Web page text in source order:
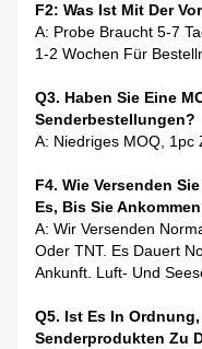
F2: Was Ist Mit Der
A: Probe Braucht 5-7
1-2 Wochen Für
Q3. Haben Sie Eine
Senderbestellungen?
A: Niedriges MOQ, 1pc
F4. Wie Versenden
Es, Bis Sie
A: Wir Versenden
Oder TNT. Es Dauert
Ankunft. Luft- Und
Q5. Ist Es In
Senderprodukten Zu